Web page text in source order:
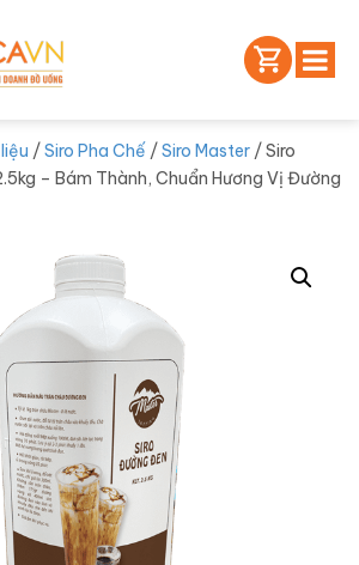
/Siro Pha Chế /Siro Master / Siro
– Bám Thành, Chuẩn Hương Vị Đường